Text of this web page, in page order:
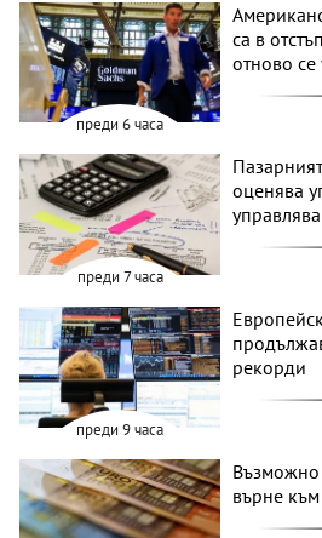
преди 6 часа
са в
отново се
преди 7 часа
оценява
преди 9 часа
рекорди
Възможно
върне